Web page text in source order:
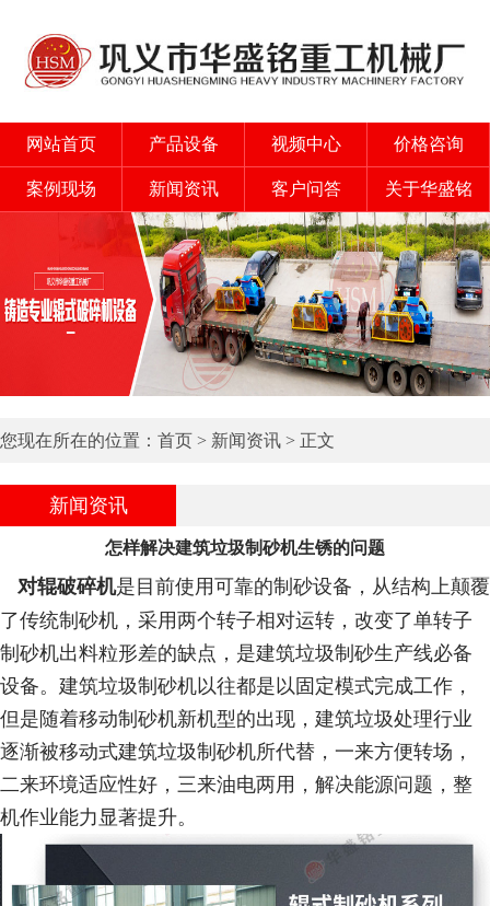
网站首页 产品设备 视频中心 价格咨询
案例现场 新闻资讯 客户问答 关于华盛铭
您现在所在的位置： 首页 > 新闻资讯 > 正文
新闻资讯
怎样解决建筑垃圾制砂机生锈的问题
对辊破碎机是目前使用可靠的制砂设备，从结构上颠覆
了传统制砂机，采用两个转子相对运转，改变了单转子
制砂机出料粒形差的缺点，是建筑垃圾制砂生产线必备
设备。建筑垃圾制砂机以往都是以固定模式完成工作，
但是随着移动制砂机新机型的出现，建筑垃圾处理行业
逐渐被移动式建筑垃圾制砂机所代替，一来方便转场，
二来环境适应性好，三来油电两用，解决能源问题，整
机作业能力显著提升。